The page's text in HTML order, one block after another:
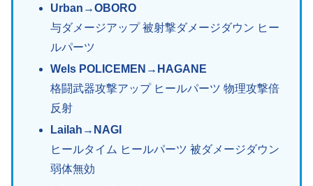
Urban→OBORO
与ダメージアップ 被射撃ダメージダウン ヒー
ルパーツ
Wels POLICEMEN→HAGANE
格闘武器攻撃アップ ヒールパーツ 物理攻撃倍
反射
Lailah→NAGI
ヒールタイム ヒールパーツ 被ダメージダウン
弱体無効